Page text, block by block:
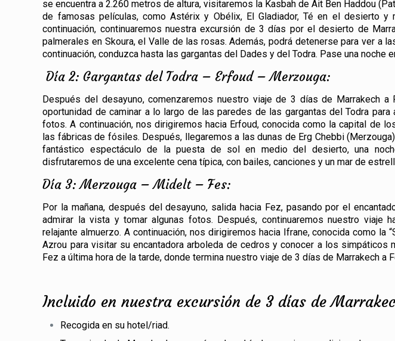
se encuentra a 2.260 metros de altura, visitaremos la Kasbah de Ait Ben Haddou
de famosas películas, como Astérix y Obélix, El Gladiador, Té en el desierto y
continuación, continuaremos nuestra excursión de 3 días por el desierto de
palmerales en Skoura, el Valle de las rosas. Además, podrá detenerse para ver a
continuación, conduzca hasta las gargantas del Dades y del Todra. Pase una noche
Día 2: Gargantas del Todra – Erfoud – Merzouga:
Después del desayuno, comenzaremos nuestro viaje de 3 días de Marrakech
oportunidad de caminar a lo largo de las paredes de las gargantas del Todra
fotos. A continuación, nos dirigiremos hacia Erfoud, conocida como la capital de
las fábricas de fósiles. Después, llegaremos a las dunas de Erg Chebbi
fantástico espectáculo de la puesta de sol en medio del desierto, una
disfrutaremos de una excelente cena típica, con bailes, canciones y un mar de
Día 3: Merzouga – Midelt – Fes:
Por la mañana, después del desayuno, salida hacia Fez, pasando por el
admirar la vista y tomar algunas fotos. Después, continuaremos nuestro viaje
relajante almuerzo. A continuación, nos dirigiremos hacia Ifrane, conocida como la
Azrou para visitar su encantadora arboleda de cedros y conocer a los simpáticos
Fez a última hora de la tarde, donde termina nuestro viaje de 3 días de Marrakech a
Incluido en nuestra excursión de 3 días de
Recogida en su hotel/riad.